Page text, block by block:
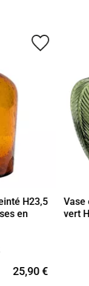
H23,5
en
25,90 €
favorite_border
Vase
vert